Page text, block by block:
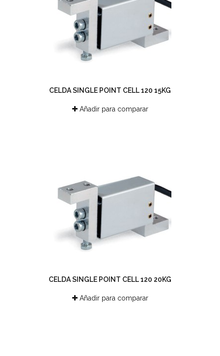
CELDA SINGLE POINT CELL 120 15KG
Añadir para comparar
CELDA SINGLE POINT CELL 120 20KG
Añadir para comparar